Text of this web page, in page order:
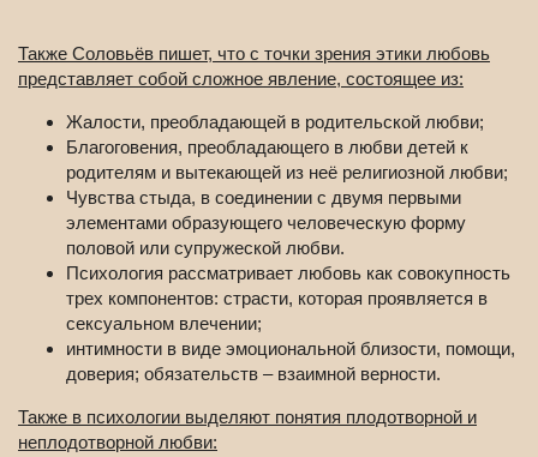
Также Соловьёв пишет, что с точки зрения этики любовь
представляет собой сложное явление, состоящее из:
Жалости, преобладающей в родительской любви;
Благоговения, преобладающего в любви детей к
родителям и вытекающей из неё религиозной любви;
Чувства стыда, в соединении с двумя первыми
элементами образующего человеческую форму
половой или супружеской любви.
Психология рассматривает любовь как совокупность
трех компонентов: страсти, которая проявляется в
сексуальном влечении;
интимности в виде эмоциональной близости, помощи,
доверия; обязательств – взаимной верности.
Также в психологии выделяют понятия плодотворной и
неплодотворной любви: